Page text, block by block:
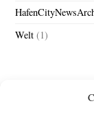
Welt (1)